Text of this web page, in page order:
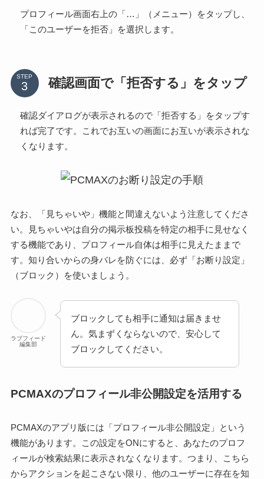
プロフィール画面右上の「…」（メニュー）をタップし、
「このユーザーを拒否」を選択します。
STEP 確認画面で「拒否する」をタップ
確認ダイアログが表示されるので「拒否する」をタップす
れば完了です。これでお互いの画面にお互いが表示されな
くなります。
なお、「見ちゃいや」機能と間違えないよう注意してくださ
い。見ちゃいやは自分の掲示板投稿を特定の相手に見せなく
する機能であり、プロフィール自体は相手に見えたままで
す。知り合いからの身バレを防ぐには、必ず「お断り設定」
（ブロック）を使いましょう。
ラブフィード
編集部
ブロックしても相手に通知は届きませ
ん。気まずくならないので、安心して
ブロックしてください。
PCMAXのプロフィール非公開設定を活用する
PCMAXのアプリ版には「プロフィール非公開設定」という
機能があります。この設定をONにすると、あなたのプロフ
ィールが検索結果に表示されなくなります。つまり、こちら
からアクションを起こさない限り、他のユーザーに存在を知